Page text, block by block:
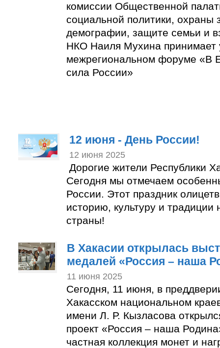
комиссии Общественной
социальной политики, охраны
демографии, защите семьи и
НКО Наиля Мухина принимает
межрегиональном форуме «В
сила России»
12 июня - День России!
12 июня 2025
Дорогие жители Республики
Сегодня мы отмечаем
России. Этот праздник
историю, культуру и
страны!
В Хакасии открылась
медалей «Россия – наша
11 июня 2025
Сегодня, 11 июня, в
Хакасском национальном
имени Л. Р. Кызласова
проект «Россия – наша
частная коллекция монет и